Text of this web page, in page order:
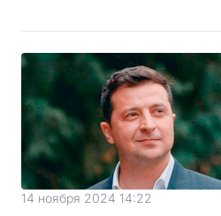
14 ноября 2024 14:22